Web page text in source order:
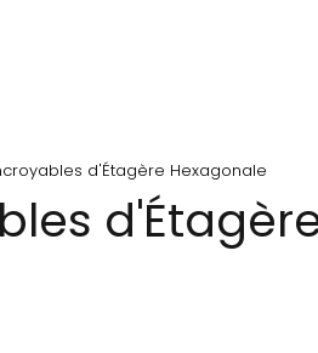
d'Étagère Hexagonale